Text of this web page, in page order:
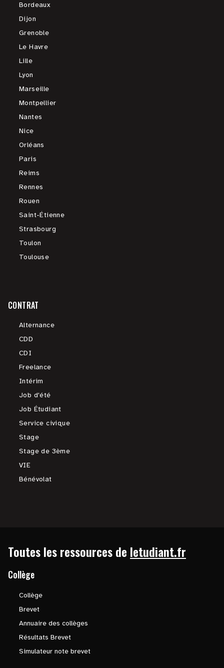
Bordeaux
Dijon
Grenoble
Le Havre
Lille
Lyon
Marseille
Montpellier
Nantes
Nice
Orléans
Paris
Reims
Rennes
Rouen
Saint-Étienne
Strasbourg
Toulon
Toulouse
CONTRAT
Alternance
CDD
CDI
Freelance
Intérim
Job d'été
Job Étudiant
Service civique
Stage
Stage de 3ème
VIE
Bénévolat
Toutes les ressources de letudiant.fr
Collège
Collège
Brevet
Annuaire des collèges
Résultats Brevet
Simulateur note brevet